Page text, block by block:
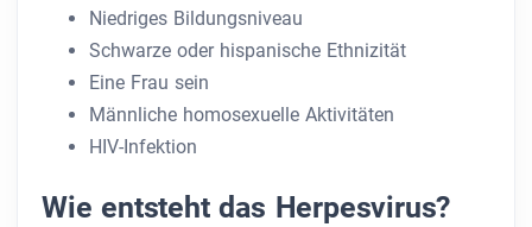
Niedriges Bildungsniveau
Schwarze oder hispanische Ethnizität
Eine Frau sein
Männliche homosexuelle Aktivitäten
HIV-Infektion
Wie entsteht das Herpesvirus?